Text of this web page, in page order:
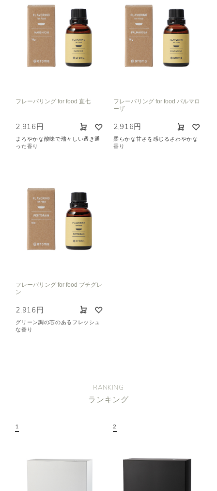
フレーバリング for food 直七
2,916円
まろやかな酸味で瑞々しい透き通
った香り
フレーバリング for food パルマロ
ーザ
2,916円
柔らかな甘さを感じるさわやかな
香り
フレーバリング for food プチグレ
ン
2,916円
グリーン調の芯のあるフレッシュ
な香り
RANKING
ランキング